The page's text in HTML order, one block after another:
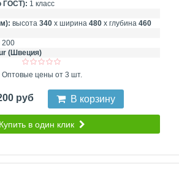
ГОСТ): 1 класс
высота 340 х ширина 480 х глубина 460
200
(Швеция)
Оптовые цены от 3 шт.
руб В корзину
Купить в один клик